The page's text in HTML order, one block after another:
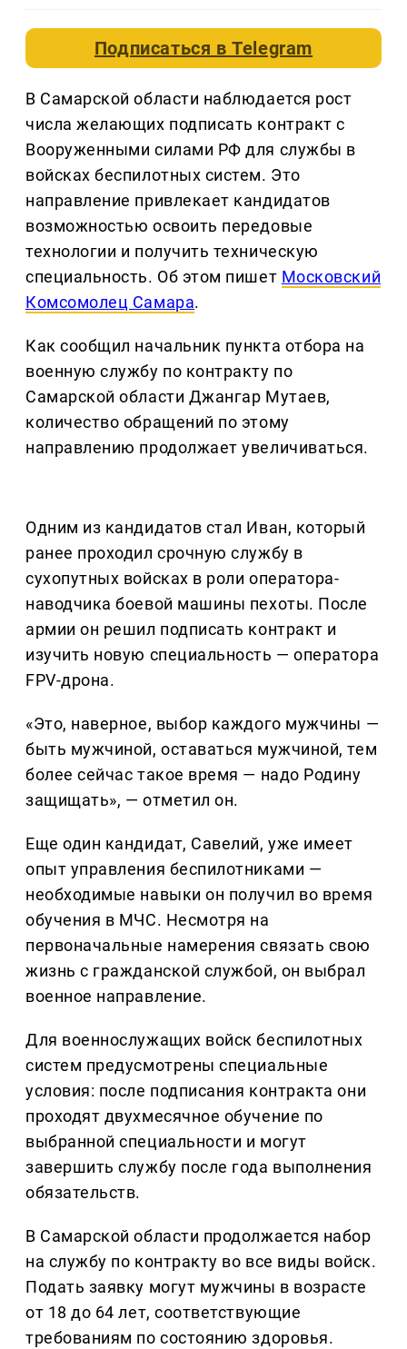
Подписаться вTelegram
В Самарской области наблюдается рост
числа желающих подписать контракт с
Вооруженными силами РФ для службы в
войсках беспилотных систем. Это
направление привлекает кандидатов
возможностью освоить передовые
технологии и получить техническую
специальность. Об этом пишет Московский
Комсомолец Самара.
Как сообщил начальник пункта отбора на
военную службу по контракту по
Самарской области Джангар Мутаев,
количество обращений по этому
направлению продолжает увеличиваться.
Одним из кандидатов стал Иван, который
ранее проходил срочную службу в
сухопутных войсках в роли оператора-
наводчика боевой машины пехоты. После
армии он решил подписать контракт и
изучить новую специальность — оператора
FPV-дрона.
«Это, наверное, выбор каждого мужчины —
быть мужчиной, оставаться мужчиной, тем
более сейчас такое время — надо Родину
защищать», — отметил он.
Еще один кандидат, Савелий, уже имеет
опыт управления беспилотниками —
необходимые навыки он получил во время
обучения в МЧС. Несмотря на
первоначальные намерения связать свою
жизнь с гражданской службой, он выбрал
военное направление.
Для военнослужащих войск беспилотных
систем предусмотрены специальные
условия: после подписания контракта они
проходят двухмесячное обучение по
выбранной специальности и могут
завершить службу после года выполнения
обязательств.
В Самарской области продолжается набор
на службу по контракту во все виды войск.
Подать заявку могут мужчины в возрасте
от 18 до 64 лет, соответствующие
требованиям по состоянию здоровья.